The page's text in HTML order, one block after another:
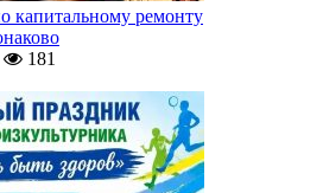
капитальному ремонту
181